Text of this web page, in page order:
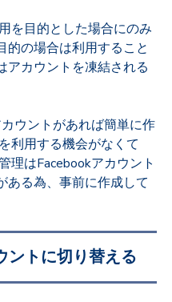
を目的とした場合にのみ
的の場合は利用すること
アカウントを凍結される
ウントがあれば簡単に作
利用する機会がなくて
理はFacebookアカウント
ある為、事前に作成して
ントに切り替える